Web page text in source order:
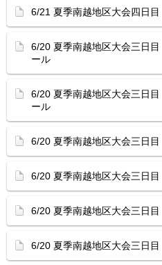
6/21 夏季南越地区大会四日
6/20 夏季南越地区大会三日
ール
6/20 夏季南越地区大会三日
ール
6/20 夏季南越地区大会三日
6/20 夏季南越地区大会三日
6/20 夏季南越地区大会三日
6/20 夏季南越地区大会三日